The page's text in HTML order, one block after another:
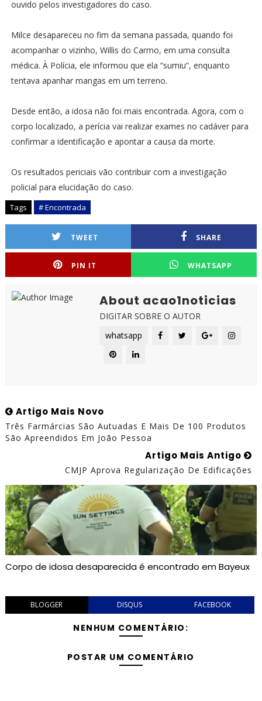
ouvido pelos investigadores do caso.
Milce desapareceu no fim da semana passada, quando foi
acompanhar o vizinho, Willis do Carmo, em uma consulta
médica. À Polícia, ele informou que ela “sumiu”, enquanto
tentava apanhar mangas em um terreno.
Desde então, a idosa não foi mais encontrada. Agora, com o
corpo localizado, a perícia vai realizar exames no cadáver para
confirmar a identificação e apontar a causa da morte.
Os resultados periciais vão contribuir com a investigação
policial para elucidação do caso.
Tags # Encontrada
TWEET SHARE
PIN IT WHATSAPP
About acao1noticias
DIGITAR SOBRE O AUTOR
whatsapp
Artigo Mais Novo
Três Farmárcias São Autuadas E Mais De 100 Produtos
São Apreendidos Em João Pessoa
Artigo Mais Antigo
CMJP Aprova Regularização De Edificações
Corpo de idosa desaparecida é encontrado em Bayeux
BLOGGER DISQUS FACEBOOK
NENHUM COMENTÁRIO:
POSTAR UM COMENTÁRIO